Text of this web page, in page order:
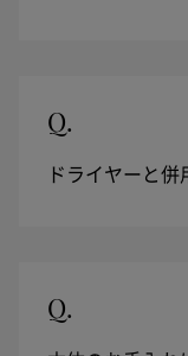
Q.
ドライヤーと併
Q.